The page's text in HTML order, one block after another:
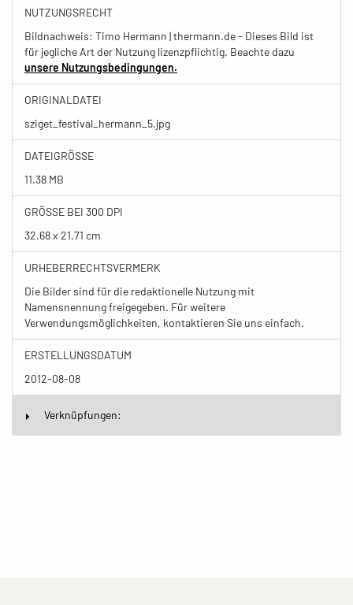
NUTZUNGSRECHT
Bildnachweis: Timo Hermann | thermann.de - Dieses Bild ist
für jegliche Art der Nutzung lizenzpflichtig. Beachte dazu
unsere Nutzungsbedingungen.
ORIGINALDATEI
sziget_festival_hermann_5.jpg
DATEIGRÖSSE
11.38 MB
GRÖSSE BEI 300 DPI
32.68 x 21.71 cm
URHEBERRECHTSVERMERK
Die Bilder sind für die redaktionelle Nutzung mit
Namensnennung freigegeben. Für weitere
Verwendungsmöglichkeiten, kontaktieren Sie uns einfach.
ERSTELLUNGSDATUM
2012-08-08
Verknüpfungen: